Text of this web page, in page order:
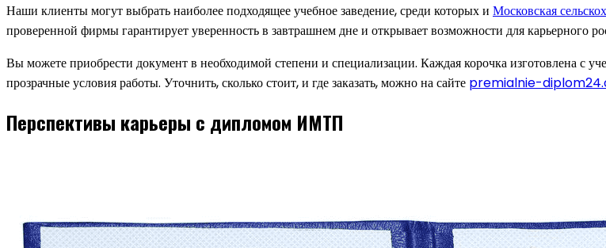
Наши клиенты могут выбрать наиболее подходящее учебное заведение, среди которых и Московская
проверенной фирмы гарантирует уверенность в завтрашнем дне и открывает возможности для карьерного
Вы можете приобрести документ в необходимой степени и специализации. Каждая корочка изготовлена с
прозрачные условия работы. Уточнить, сколько стоит, и где заказать, можно на сайте premialnie-
Перспективы карьеры с дипломом ИМТП